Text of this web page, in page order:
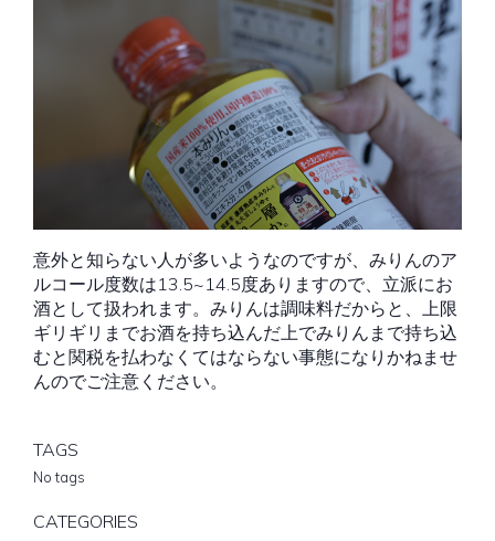
意外と知らない人が多いようなのですが、みりんのア
ルコール度数は13.5~14.5度ありますので、立派にお
酒として扱われます。みりんは調味料だからと、上限
ギリギリまでお酒を持ち込んだ上でみりんまで持ち込
むと関税を払わなくてはならない事態になりかねませ
んのでご注意ください。
TAGS
No tags
CATEGORIES